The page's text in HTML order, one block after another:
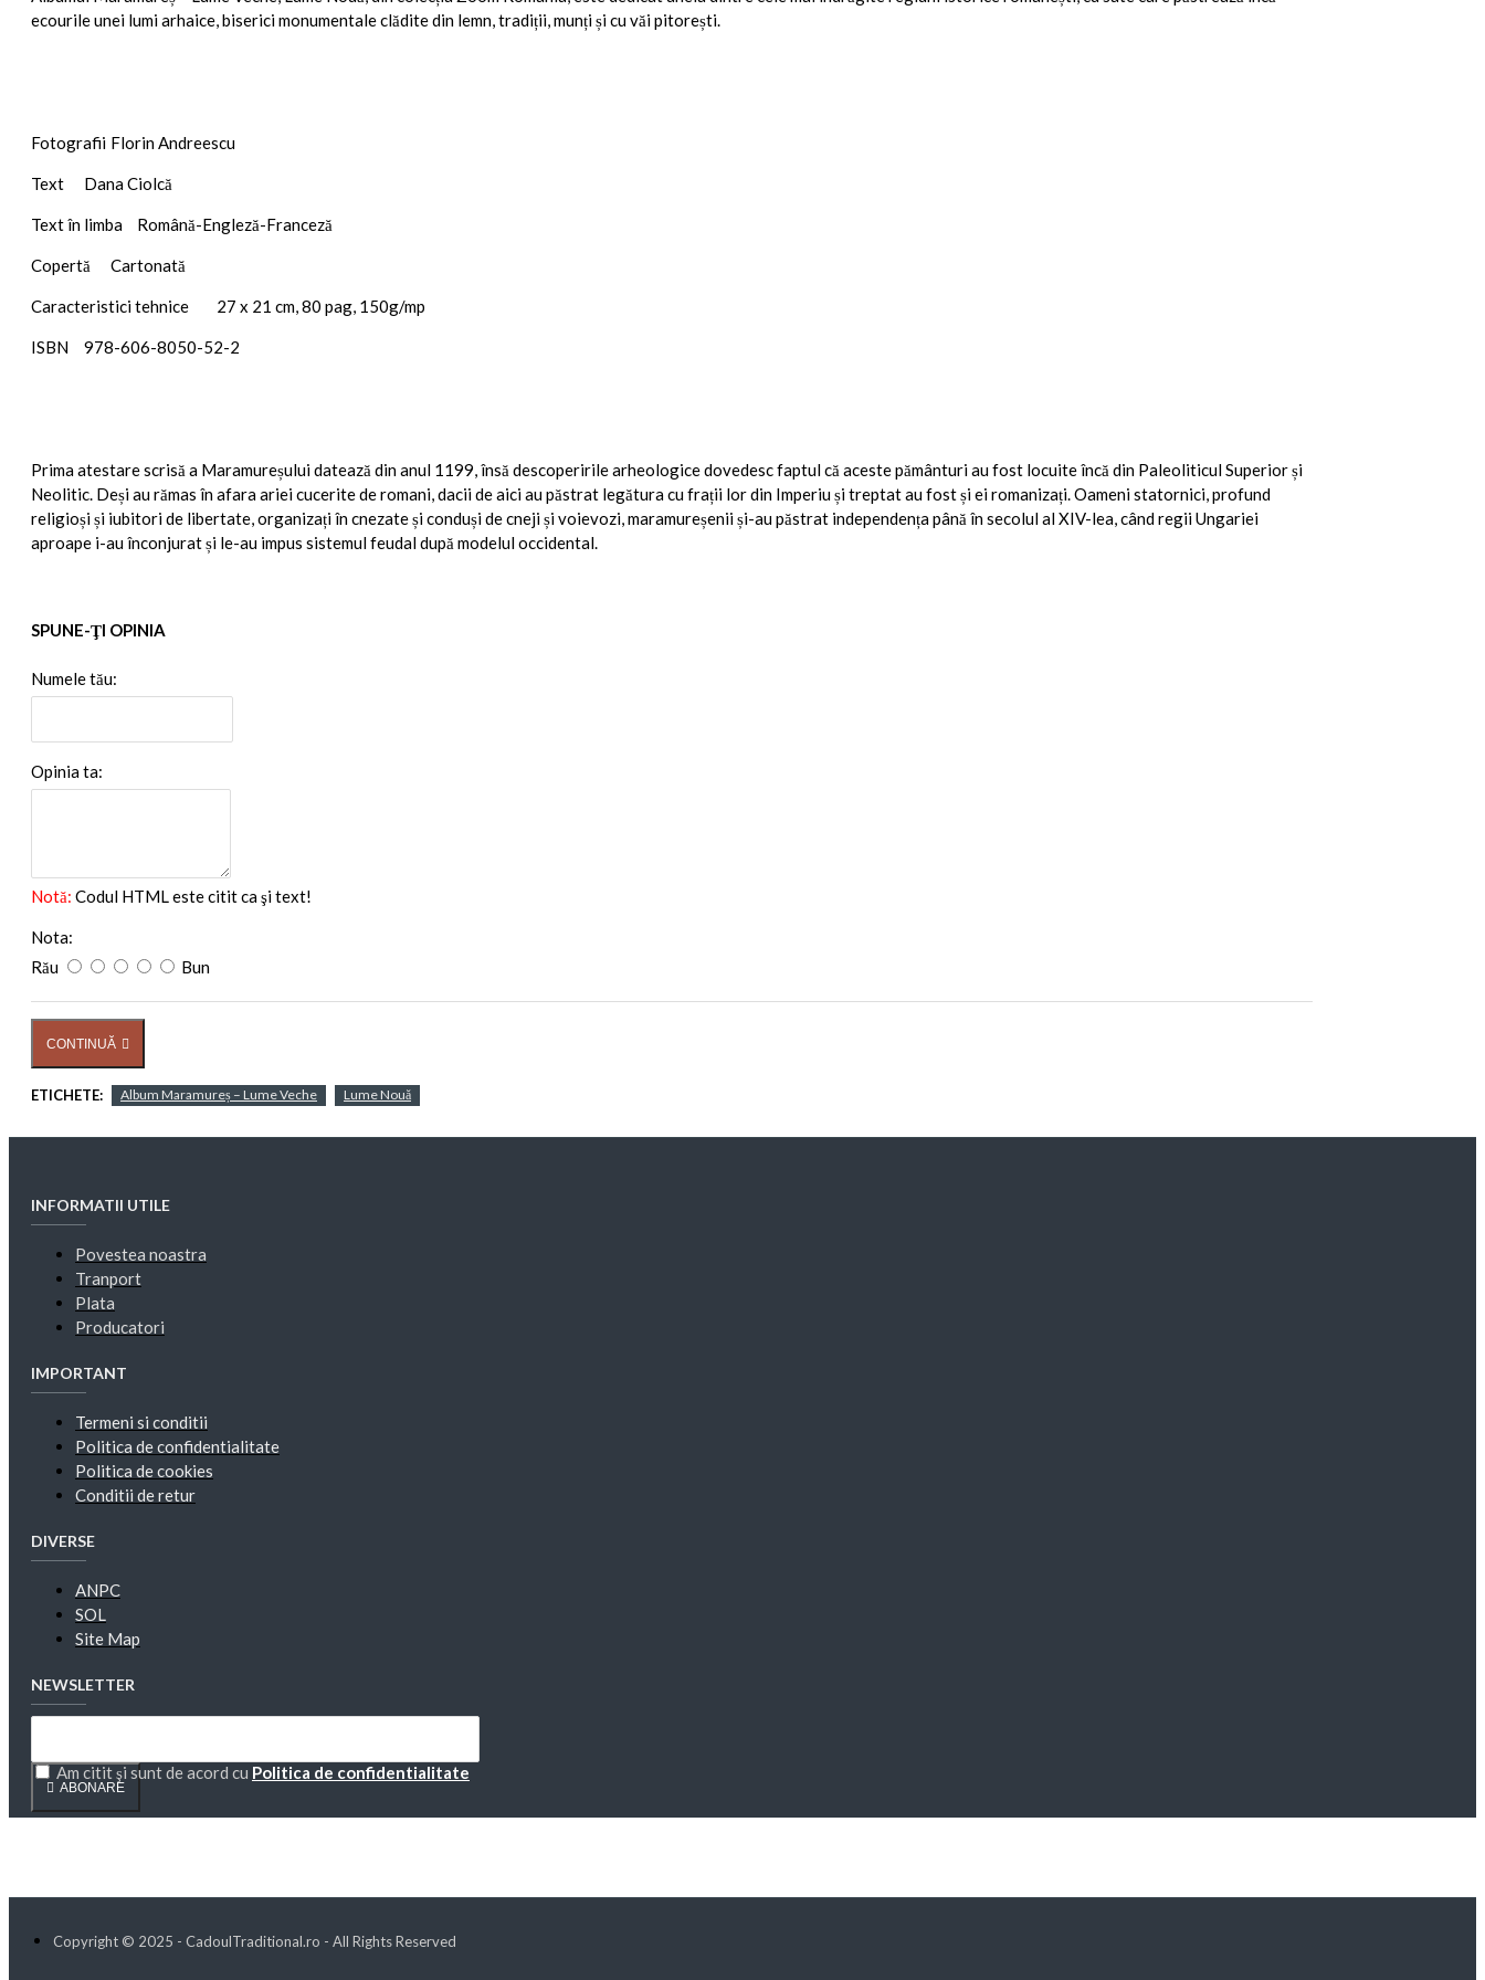
ecourile unei lumi arhaice, biserici monumentale clădite din lemn, tradiții, munți și cu văi pitorești.
Fotografii Florin Andreescu
Text Dana Ciolcă
Text în limba Română-Engleză-Franceză
Copertă Cartonată
Caracteristici tehnice 27 x 21 cm, 80 pag, 150g/mp
ISBN 978-606-8050-52-2
Prima atestare scrisă a Maramureșului datează din anul 1199, însă descoperirile arheologice dovedesc faptul că aceste pământuri au fost locuite încă din Paleoliticul Superior și
Neolitic. Deși au rămas în afara ariei cucerite de romani, dacii de aici au păstrat legătura cu frații lor din Imperiu și treptat au fost și ei romanizați. Oameni statornici, profund
religioși și iubitori de libertate, organizați în cnezate și conduși de cneji și voievozi, maramureșenii și-au păstrat independența până în secolul al XIV-lea, când regii Ungariei
aproape i-au înconjurat și le-au impus sistemul feudal după modelul occidental.
SPUNE-ŢI OPINIA
Numele tău:
Opinia ta:
Notă: Codul HTML este citit ca şi text!
Nota:
Rău
Bun
CONTINUĂ
ETICHETE: Album Maramureș – Lume Veche Lume Nouă
INFORMATII UTILE
Povestea noastra
Tranport
Plata
Producatori
IMPORTANT
Termeni si conditii
Politica de confidentialitate
Politica de cookies
Conditii de retur
DIVERSE
ANPC
SOL
Site Map
NEWSLETTER
ABONARE
Am citit şi sunt de acord cu Politica de confidentialitate
Copyright © 2025 - CadoulTraditional.ro - All Rights Reserved